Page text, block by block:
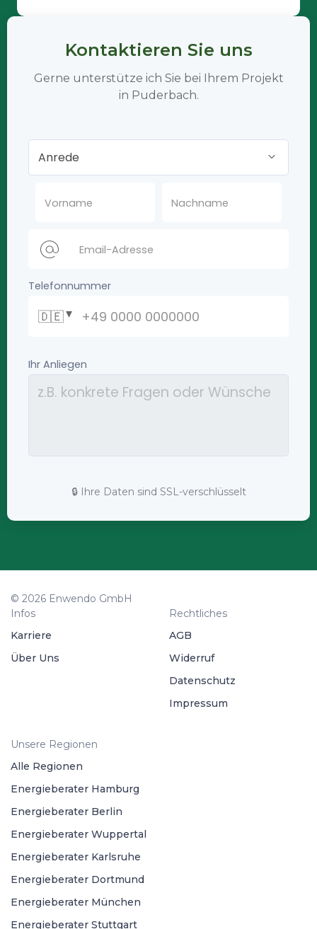
Kontaktieren Sie uns
Gerne unterstütze ich Sie bei Ihrem Projekt
in Puderbach.
🔒 Ihre Daten sind SSL-verschlüsselt
© 2026 Enwendo GmbH
Infos
Karriere
Über Uns
Rechtliches
AGB
Widerruf
Datenschutz
Impressum
Unsere Regionen
Alle Regionen
Energieberater Hamburg
Energieberater Berlin
Energieberater Wuppertal
Energieberater Karlsruhe
Energieberater Dortmund
Energieberater München
Energieberater Stuttgart